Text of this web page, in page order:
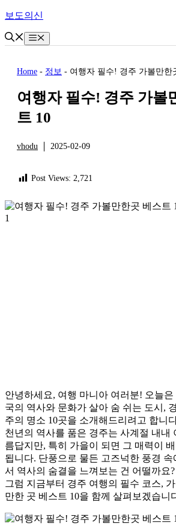
Skip
content
보도의신
Menu
Home - 정보 - 여행자 필수! 경주 가볼만한
여행자 필수! 경주 가볼
트 10
vhodu 2025-02-09
Post Views: 2,721
안녕하세요, 여행 마니아 여러분! 오늘은
국의 역사와 문화가 살아 숨 쉬는 도시, 경
주의 명소 10곳을 소개해드리려고 합니
천년의 역사를 품은 경주는 사계절 내내
름답지만, 특히 가을이 되면 그 매력이
됩니다. 단풍으로 물든 고즈넉한 풍경 속
서 역사의 숨결을 느껴보는 건 어떨까요?
그럼 지금부터 경주 여행의 필수 코스,
만한 곳 베스트 10을 함께 살펴보겠습니